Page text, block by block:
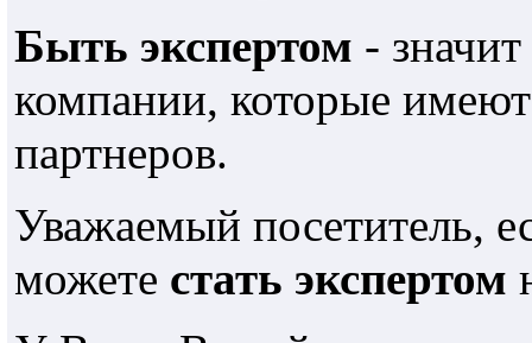
Быть экспертом -
компании, которые
партнеров.
Уважаемый посетитель,
можете стать экспертом